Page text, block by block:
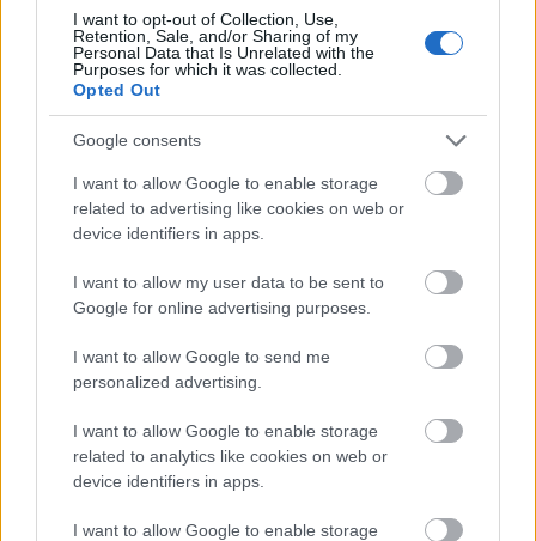
I want to opt-out of Collection, Use,
Retention, Sale, and/or Sharing of my
Personal Data that Is Unrelated with the
Purposes for which it was collected.
Opted Out
Google consents
I want to allow Google to enable storage
related to advertising like cookies on web or
device identifiers in apps.
I want to allow my user data to be sent to
Google for online advertising purposes.
I want to allow Google to send me
personalized advertising.
I want to allow Google to enable storage
related to analytics like cookies on web or
device identifiers in apps.
I want to allow Google to enable storage
HÍREK 4 órája
energiarendszer a végnapjait éli
HÍREK
Csak egy válsággal lehet megfosztani a
dollárt a pénzügyi tróntól!